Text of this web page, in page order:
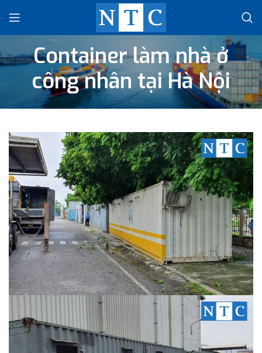
Container làm nhà ở
công nhân tại Hà Nội